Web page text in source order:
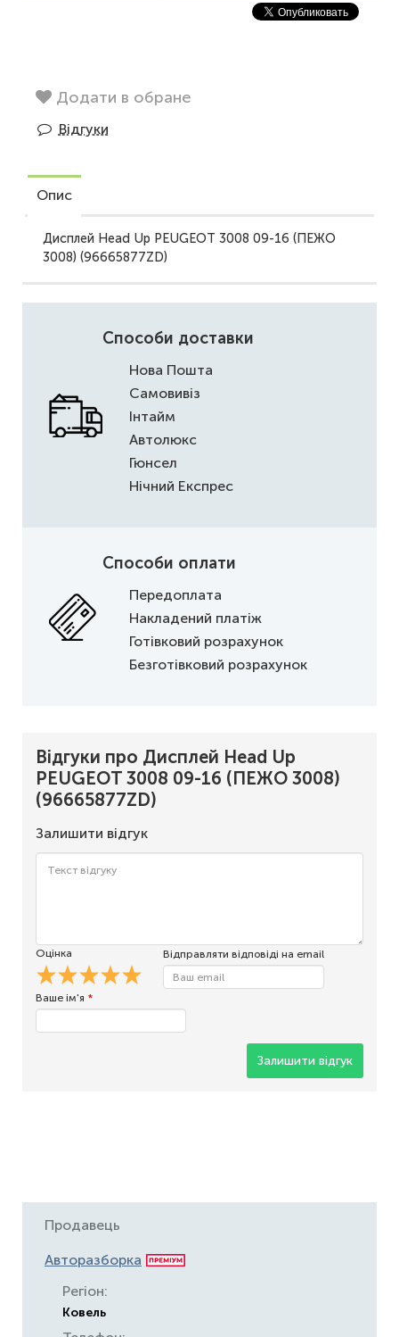
Додати в обране
Відгуки
Опис
Дисплей Head Up PEUGEOT 3008 09-16 (ПЕЖО
3008) (96665877ZD)
Способи доставки
Нова Пошта
Самовивіз
Інтайм
Автолюкс
Гюнсел
Нічний Експрес
Способи оплати
Передоплата
Накладений платіж
Готівковий розрахунок
Безготівковий розрахунок
Відгуки про Дисплей Head Up
PEUGEOT 3008 09-16 (ПЕЖО 3008)
(96665877ZD)
Залишити відгук
Оцінка Відправляти відповіді на email
Ваше ім'я *
Залишити відгук
Продавець
Авторазборка
Регіон:
Ковель